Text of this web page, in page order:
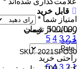
امتیاز شما *
رضایت از قیمت
1
2
3
4
5
راحتی خرید
1
2
3
4
5
قابل خرید
500/000 تومان
خرید
SKU:2021SPO30